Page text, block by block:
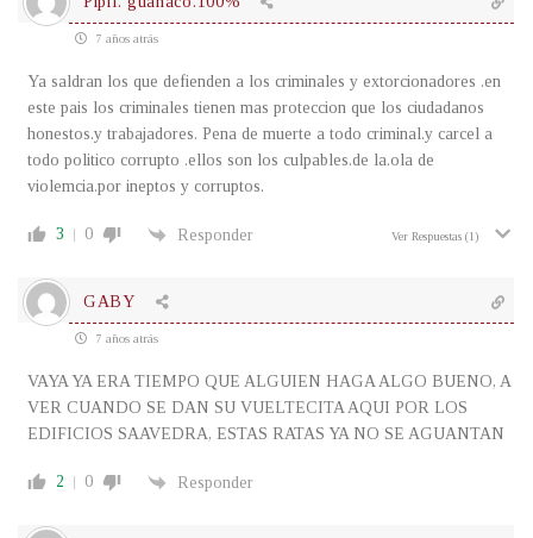
7 años atrás
Ya saldran los que defienden a los criminales y extorcionadores .en
este pais los criminales tienen mas proteccion que los ciudadanos
honestos.y trabajadores. Pena de muerte a todo criminal.y carcel a
todo politico corrupto .ellos son los culpables.de la.ola de
violemcia.por ineptos y corruptos.
3 0 Responder Ver Respuestas (1)
GABY
7 años atrás
VAYA YA ERA TIEMPO QUE ALGUIEN HAGA ALGO BUENO, A
VER CUANDO SE DAN SU VUELTECITA AQUI POR LOS
EDIFICIOS SAAVEDRA, ESTAS RATAS YA NO SE AGUANTAN
2 0 Responder